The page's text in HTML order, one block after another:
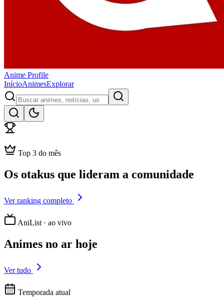
Anime Profile
InícioAnimesExplorar
Top 3 do mês
Os otakus que lideram a comunidade
Ver ranking completo
AniList · ao vivo
Animes no ar hoje
Ver tudo
Temporada atual